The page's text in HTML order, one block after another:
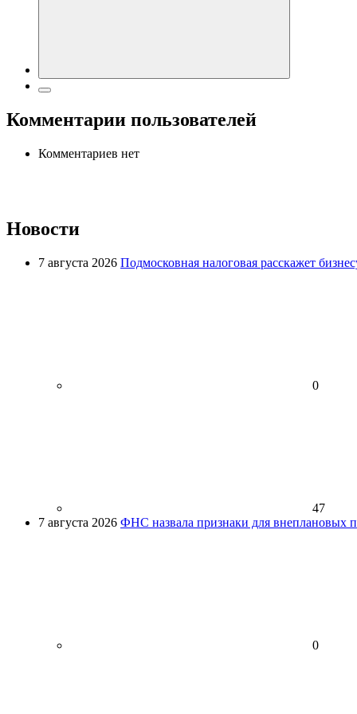
Комментарии пользователей
Комментариев нет
Новости
7 августа 2026 Подмосковная налоговая расскажет
0
47
7 августа 2026 ФНС назвала признаки для внеплановых
0